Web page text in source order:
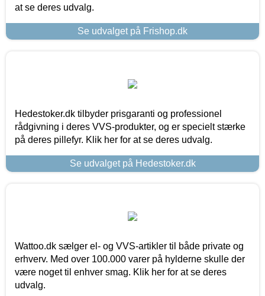
at se deres udvalg.
Se udvalget på Frishop.dk
Hedestoker.dk tilbyder prisgaranti og professionel
rådgivning i deres VVS-produkter, og er specielt stærke
på deres pillefyr. Klik her for at se deres udvalg.
Se udvalget på Hedestoker.dk
Wattoo.dk sælger el- og VVS-artikler til både private og
erhverv. Med over 100.000 varer på hylderne skulle der
være noget til enhver smag. Klik her for at se deres
udvalg.